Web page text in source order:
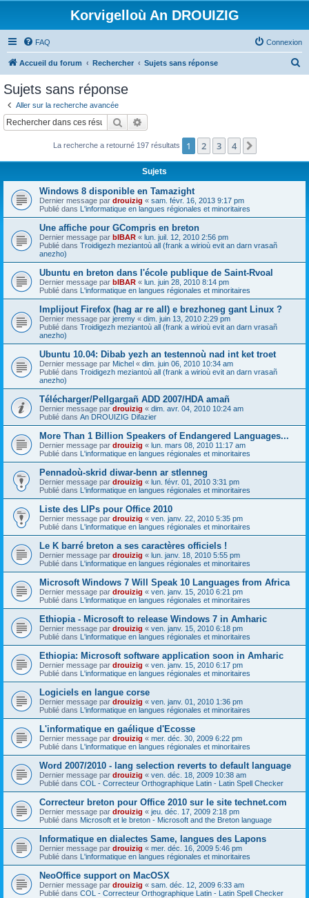
Korvigelloù An DROUIZIG
FAQ Connexion
Accueil du forum Rechercher Sujets sans réponse
c
Sujets sans réponse
Aller sur la recherche avancée
Rechercher
La recherche a retourné 197 résultats 1 2 3 4
Sujets
Windows 8 disponible en Tamazight
Dernier message par drouizig « sam. févr. 16, 2013 9:17 pm
Publié dans L'informatique en langues régionales et minoritaires
Une affiche pour GCompris en breton
Dernier message par bIBAR « lun. juil. 12, 2010 2:56 pm
Publié dans Troidigezh meziantoù all (frank a wirioù evit an darn vrasañ
anezho)
Ubuntu en breton dans l'école publique de Saint-Rvoal
Dernier message par bIBAR « lun. juin 28, 2010 8:14 pm
Publié dans L'informatique en langues régionales et minoritaires
Implijout Firefox (hag ar re all) e brezhoneg gant Linux ?
Dernier message par jeremy « dim. juin 13, 2010 2:29 pm
Publié dans Troidigezh meziantoù all (frank a wirioù evit an darn vrasañ
anezho)
Ubuntu 10.04: Dibab yezh an testennoù nad int ket troet
Dernier message par Michel « dim. juin 06, 2010 10:34 am
Publié dans Troidigezh meziantoù all (frank a wirioù evit an darn vrasañ
anezho)
Télécharger/Pellgargañ ADD 2007/HDA amañ
Dernier message par drouizig « dim. avr. 04, 2010 10:24 am
Publié dans An DROUIZIG Difazier
More Than 1 Billion Speakers of Endangered Languages...
Dernier message par drouizig « lun. mars 08, 2010 11:17 am
Publié dans L'informatique en langues régionales et minoritaires
Pennadoù-skrid diwar-benn ar stlenneg
Dernier message par drouizig « lun. févr. 01, 2010 3:31 pm
Publié dans L'informatique en langues régionales et minoritaires
Liste des LIPs pour Office 2010
Dernier message par drouizig « ven. janv. 22, 2010 5:35 pm
Publié dans L'informatique en langues régionales et minoritaires
Le K barré breton a ses caractères officiels !
Dernier message par drouizig « lun. janv. 18, 2010 5:55 pm
Publié dans L'informatique en langues régionales et minoritaires
Microsoft Windows 7 Will Speak 10 Languages from Africa
Dernier message par drouizig « ven. janv. 15, 2010 6:21 pm
Publié dans L'informatique en langues régionales et minoritaires
Ethiopia - Microsoft to release Windows 7 in Amharic
Dernier message par drouizig « ven. janv. 15, 2010 6:18 pm
Publié dans L'informatique en langues régionales et minoritaires
Ethiopia: Microsoft software application soon in Amharic
Dernier message par drouizig « ven. janv. 15, 2010 6:17 pm
Publié dans L'informatique en langues régionales et minoritaires
Logiciels en langue corse
Dernier message par drouizig « ven. janv. 01, 2010 1:36 pm
Publié dans L'informatique en langues régionales et minoritaires
L'informatique en gaélique d'Ecosse
Dernier message par drouizig « mer. déc. 30, 2009 6:22 pm
Publié dans L'informatique en langues régionales et minoritaires
Word 2007/2010 - lang selection reverts to default language
Dernier message par drouizig « ven. déc. 18, 2009 10:38 am
Publié dans COL - Correcteur Orthographique Latin - Latin Spell Checker
Correcteur breton pour Office 2010 sur le site technet.com
Dernier message par drouizig « jeu. déc. 17, 2009 2:18 pm
Publié dans Microsoft et le breton - Microsoft and the Breton language
Informatique en dialectes Same, langues des Lapons
Dernier message par drouizig « mer. déc. 16, 2009 5:46 pm
Publié dans L'informatique en langues régionales et minoritaires
NeoOffice support on MacOSX
Dernier message par drouizig « sam. déc. 12, 2009 6:33 am
Publié dans COL - Correcteur Orthographique Latin - Latin Spell Checker